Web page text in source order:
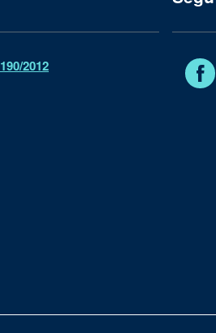
2012